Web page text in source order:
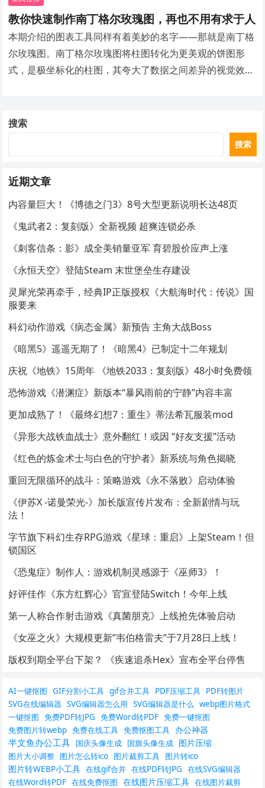
教你快速制作南丁格尔玫瑰图，再也不用有求于人
本期介绍的图表工具同样有着美妙的名字——那就是南丁格
尔玫瑰图。南丁格尔玫瑰图将柱图转化为更美观的饼图形
式，是极坐标化的柱图，其夸大了数据之间差异的视觉效
搜索
搜索
近期文章
内容量巨大！《博德之门3》8号大型更新说明长达48页
《鬼武者2：复刻版》全新视频 超爽连锁必杀
《刺客信条：影》成全美销量亚军 育碧股价应声上涨
《永恒天空》登陆Steam 末世堡垒生存建设
灵犀光荣再牵手，经典IP正版授权《大航海时代：传说》国
服要来
科幻动作游戏《病态金属》新预告 主角大战Boss
《暗黑5》遥遥无期了！《暗黑4》已制定十二年规划
庆祝《地铁》15周年 《地铁2033：复刻版》48小时免费领
恐怖游戏《潜渊症》新版本“暴风雨前的宁静”内容丰富
更加成熟了！《最终幻想7：重生》蒂法希瓦服装mod
《异形大战铁血战士》意外翻红！或因 “好友支援”活动
《红色的炼金术士与白色的守护者》新系统与角色揭晓
重回无限循环的战斗：策略游戏《永不落败》启动体验
《伊苏X -诺曼荣光-》加长版宣传片发布：全新剧情与玩
法！
字节旗下科幻生存RPG游戏《星球：重启》上架Steam！但
锁国区
《恐鬼症》制作人：游戏机制灵感源于《巫师3》！
好评佳作《东方红辉心》官宣登陆Switch！今年上线
第一人称合作射击游戏《真菌朋克》上线抢先体验启动
《女巫之火》大规模更新”韦伯格雷夫”于7月28日上线！
版权到期全平台下架？ 《疾速追杀Hex》宣布全平台停售
AI一键抠图 GIF分割小工具 gif合并工具 PDF压缩工具 PDF转图片
SVG在线编辑器 SVG编辑器怎么用 SVG编辑器是什么 webp图片格式
一键抠图 免费PDF转JPG 免费Word转PDF 免费一键抠图
免费图片转webp 免费在线工具 免费抠图工具 办公神器
半文鱼办公工具 国庆头像生成 国旗头像生成 图片压缩
图片大小调整 图片怎么转ico 图片裁剪工具 图片转ico
图片转WEBP小工具 在线gif合并 在线PDF转JPG 在线SVG编辑器
在线Word转PDF 在线免费抠图 在线图片压缩工具 在线图片裁剪